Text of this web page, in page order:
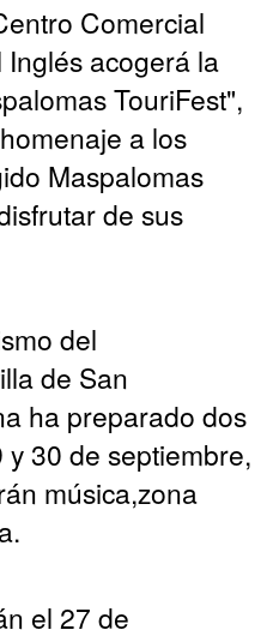
Comercial
Inglés acogerá la
TouriFest",
a los
Maspalomas
de sus
del
de San
ha preparado dos
30 de septiembre,
música,zona
el 27 de